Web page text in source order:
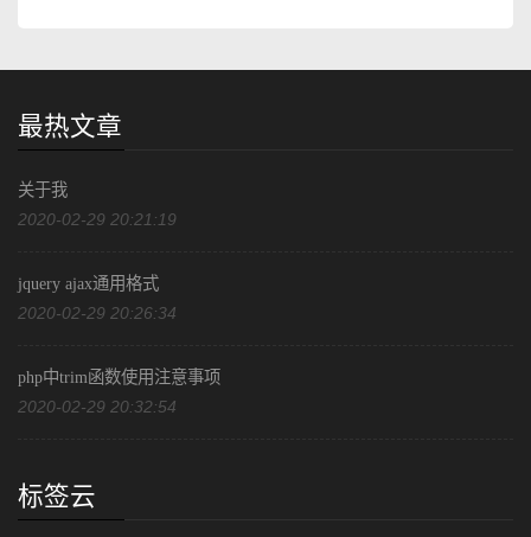
最热文章
关于我
2020-02-29 20:21:19
jquery ajax通用格式
2020-02-29 20:26:34
php中trim函数使用注意事项
2020-02-29 20:32:54
标签云